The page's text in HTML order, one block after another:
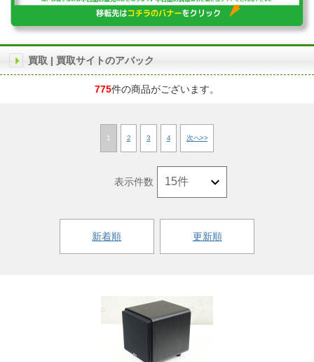
買取 | 買取サイトのアバック
775件の商品がございます。
1 2 3 4 次へ>>
新着順 更新順
表示件数